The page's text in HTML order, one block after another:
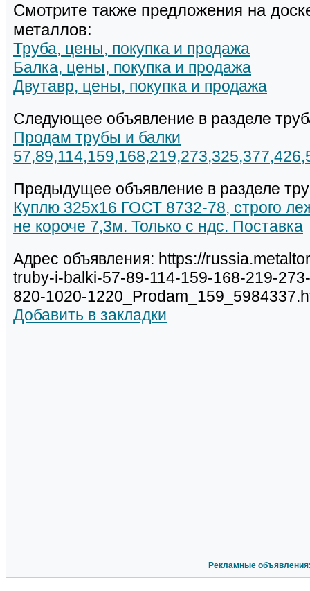
Смотрите также предложения на
металлов:
Труба, цены, покупка и продажа
Балка, цены, покупка и продажа
Двутавр, цены, покупка и продажа
Следующее объявление в разделе
Продам трубы и балки
Предыдущее объявление в разделе
Куплю 325х16 ГОСТ 8732-78, строго
не короче 7,3м. Только с ндс. Поставка
Адрес объявления: https://
truby-i-balki-57-89-114-159-168-219-
820-1020-
Добавить в закладки
Рекламные